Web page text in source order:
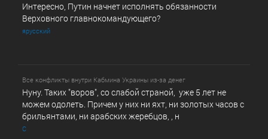
Интересно, Путин начнет исполнять обязанности
Верховного главнокомандующего?
ярусский
Все конфликты внутри Кабмина Украины из-за денег
Нуну. Таких "воров", со слабой страной, уже 5 лет не
можем одолеть. Причем у них ни яхт, ни золотых часов с
брильянтами, ни арабских жеребцов, , н
С